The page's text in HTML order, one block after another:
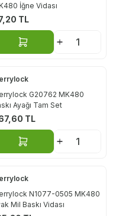
İğne Vidası
TL
Sepete Ekle
G20762 MK480
Ayağı Tam Set
TL
Sepete Ekle
N1077-0505 MK480
Mil Baskı Vidası